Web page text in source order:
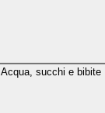
Acqua, succhi e bibite